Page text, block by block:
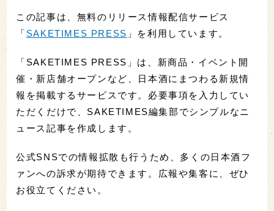
この記事は、無料のリリース情報配信サービス
「 SAKETIMES PRESS 」を利用しています。
「SAKETIMES PRESS」は、新商品・イベント開
催・新店舗オープンなど、日本酒にまつわる新規情
報を掲載するサービスです。必要事項を入力してい
ただくだけで、SAKETIMES編集部でシンプルなニ
ュース記事を作成します。
公式SNSでの情報拡散も行うため、多くの日本酒フ
ァンへの訴求が期待できます。広報や集客に、ぜひ
お役立てください。